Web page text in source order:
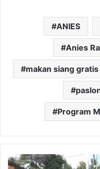
ANIES
Anies
makan siang gratis
Program
Gus